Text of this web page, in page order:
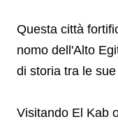
Questa città
nomo dell'Alto
di storia tra le
Visitando El Kab